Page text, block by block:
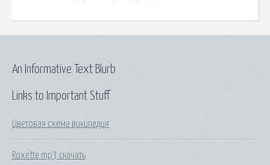
Links to Important Stuff
Цветовая схема википедия
Roxette mp3 скачать
An Informative Text Blurb